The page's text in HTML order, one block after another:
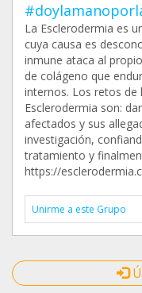
La Esclerodermia es
cuya causa es
inmune ataca al
de colágeno que
internos. Los retos de
Esclerodermia son:
afectados y sus
investigación,
tratamiento y
https://
Unirme a este Grupo